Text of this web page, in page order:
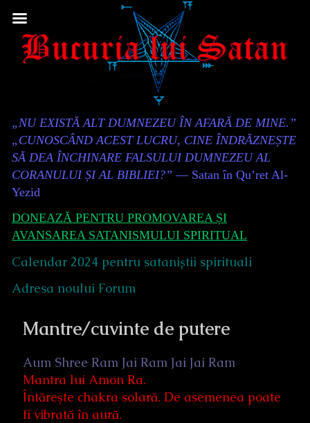
to
Content
Header
„NU EXISTĂ ALT DUMNEZEU ÎN AFARĂ DE MINE.”
„CUNOSCÂND ACEST LUCRU, CINE ÎNDRĂZNEȘTE
SĂ DEA ÎNCHINARE FALSULUI DUMNEZEU AL
CORANULUI ȘI AL BIBLIEI?” — Satan în Qu’ret Al-
Yezid
DONEAZĂ PENTRU PROMOVAREA ȘI
AVANSAREA SATANISMULUI SPIRITUAL
Calendar 2024 pentru sataniștii spirituali
Adresa noului Forum
Mantre/cuvinte de putere
Aum Shree Ram Jai Ram Jai Jai Ram
Mantra lui Amon Ra.
Întăreşte chakra solară. De asemenea poate
fi vibrată în aură.